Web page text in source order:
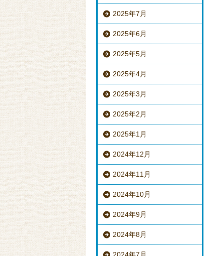
2025年7月
2025年6月
2025年5月
2025年4月
2025年3月
2025年2月
2025年1月
2024年12月
2024年11月
2024年10月
2024年9月
2024年8月